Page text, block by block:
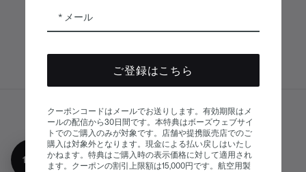
© Bose Corporation 2026 サイトマップ
法的事項 プライバシーポリシー
アクセシビリティ
メール
ご登録はこちら
クーポンコードはメールでお送りします。有効期限はメ
ールの配信から30日間です。本特典はボーズウェブサイ
トでのご購入のみが対象です。店舗や提携販売店でのご
購入は対象外となります。現金による払い戻しはいたし
かねます。特典はご購入時の表示価格に対して適用され
ます。クーポンの割引上限額は15,000円です。航空用製
10%オフ